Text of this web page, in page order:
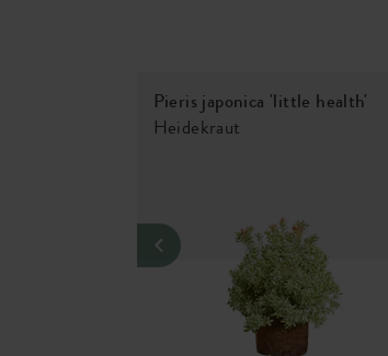
Pieris japonica 'little health'
Heidekraut